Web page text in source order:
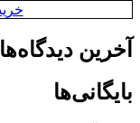
آخرین دیدگاه‌ها
بایگانی‌ها